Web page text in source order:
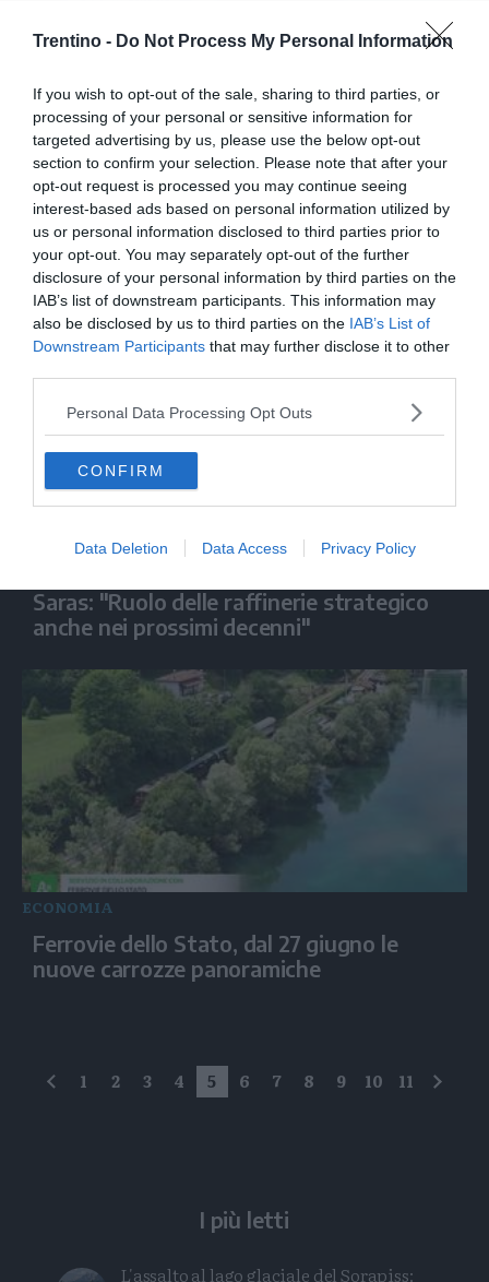
Trentino - Do Not Process My Personal Information
If you wish to opt-out of the sale, sharing to third parties, or
processing of your personal or sensitive information for
targeted advertising by us, please use the below opt-out
section to confirm your selection. Please note that after your
opt-out request is processed you may continue seeing
interest-based ads based on personal information utilized by
us or personal information disclosed to third parties prior to
your opt-out. You may separately opt-out of the further
disclosure of your personal information by third parties on the
IAB’s list of downstream participants. This information may
also be disclosed by us to third parties on the IAB’s List of
Downstream Participants that may further disclose it to other
Personal Data Processing Opt Outs
CONFIRM
Data Deletion Data Access Privacy Policy
Autopromotec Dialogues, il fine vita
dell'auto come nuova risorsa industriale
Saras: "Ruolo delle raffinerie strategico
anche nei prossimi decenni"
ECONOMIA
Ferrovie dello Stato, dal 27 giugno le
nuove carrozze panoramiche
precedente
1 2 3 4 5 6 7 8 9 10 11
I più letti
L'assalto al lago glaciale del Sorapiss: